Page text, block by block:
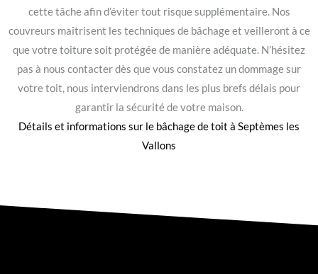
cette tâche afin d’éviter tout risque supplémentaire. Nos
couvreurs maîtrisent les techniques de bâchage et veilleront à ce
que votre toiture soit protégée de manière adéquate. N’hésitez
pas à nous contacter dès que vous constatez un dommage sur
votre toit, nous interviendrons dans les plus brefs délais pour
garantir la sécurité de votre maison.
Détails et informations sur le bâchage de toit à Septèmes les
Vallons